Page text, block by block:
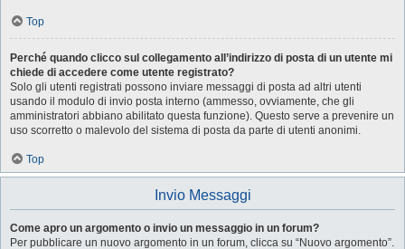
Top
Perché quando clicco sul collegamento all’indirizzo di posta di un utente mi
chiede di accedere come utente registrato?
Solo gli utenti registrati possono inviare messaggi di posta ad altri utenti
usando il modulo di invio posta interno (ammesso, ovviamente, che gli
amministratori abbiano abilitato questa funzione). Questo serve a prevenire un
uso scorretto o malevolo del sistema di posta da parte di utenti anonimi.
Top
Invio Messaggi
Come apro un argomento o invio un messaggio in un forum?
Per pubblicare un nuovo argomento in un forum, clicca su “Nuovo argomento”.